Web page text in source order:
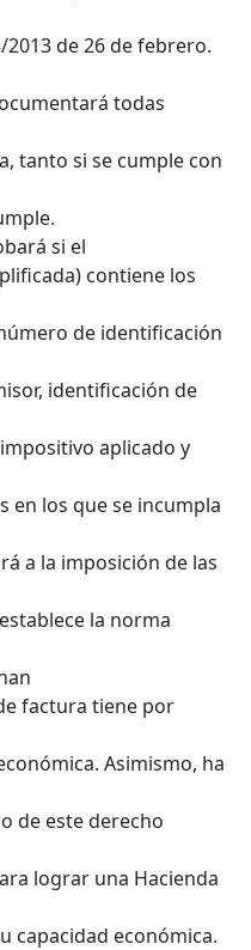
de 26 de febrero.
todas
tanto si se cumple con
si el
contiene los
de identificación
identificación de
aplicado y
en los que se incumpla
a la imposición de las
la norma
factura tiene por
Asimismo, ha
de este derecho
lograr una Hacienda
capacidad económica.